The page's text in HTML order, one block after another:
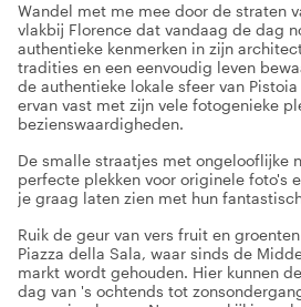
Wandel met me mee door de straten
vlakbij Florence dat vandaag de dag
authentieke kenmerken in zijn
tradities en een eenvoudig leven
de authentieke lokale sfeer van
ervan vast met zijn vele fotogenieke
bezienswaardigheden.
De smalle straatjes met ongelooflijke
perfecte plekken voor originele foto's
je graag laten zien met hun
Ruik de geur van vers fruit en
Piazza della Sala, waar sinds de
markt wordt gehouden. Hier kunnen
dag van 's ochtends tot